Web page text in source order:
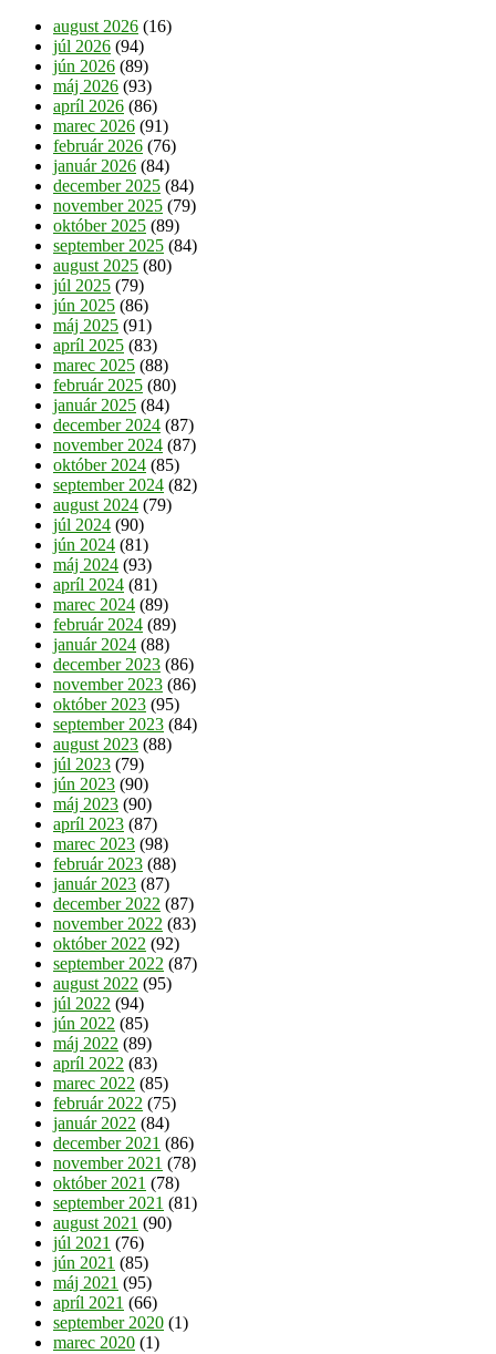
august 2026 (16)
júl 2026 (94)
jún 2026 (89)
máj 2026 (93)
apríl 2026 (86)
marec 2026 (91)
február 2026 (76)
január 2026 (84)
december 2025 (84)
november 2025 (79)
október 2025 (89)
september 2025 (84)
august 2025 (80)
júl 2025 (79)
jún 2025 (86)
máj 2025 (91)
apríl 2025 (83)
marec 2025 (88)
február 2025 (80)
január 2025 (84)
december 2024 (87)
november 2024 (87)
október 2024 (85)
september 2024 (82)
august 2024 (79)
júl 2024 (90)
jún 2024 (81)
máj 2024 (93)
apríl 2024 (81)
marec 2024 (89)
február 2024 (89)
január 2024 (88)
december 2023 (86)
november 2023 (86)
október 2023 (95)
september 2023 (84)
august 2023 (88)
júl 2023 (79)
jún 2023 (90)
máj 2023 (90)
apríl 2023 (87)
marec 2023 (98)
február 2023 (88)
január 2023 (87)
december 2022 (87)
november 2022 (83)
október 2022 (92)
september 2022 (87)
august 2022 (95)
júl 2022 (94)
jún 2022 (85)
máj 2022 (89)
apríl 2022 (83)
marec 2022 (85)
február 2022 (75)
január 2022 (84)
december 2021 (86)
november 2021 (78)
október 2021 (78)
september 2021 (81)
august 2021 (90)
júl 2021 (76)
jún 2021 (85)
máj 2021 (95)
apríl 2021 (66)
september 2020 (1)
marec 2020 (1)